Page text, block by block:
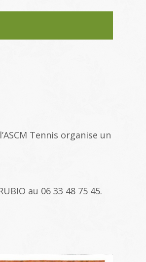
l’ASCM Tennis organise un
au 06 33 48 75 45.